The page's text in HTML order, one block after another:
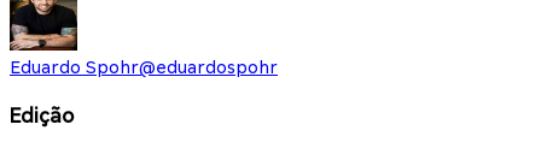
Eduardo Spohr@eduardospohr
Edição